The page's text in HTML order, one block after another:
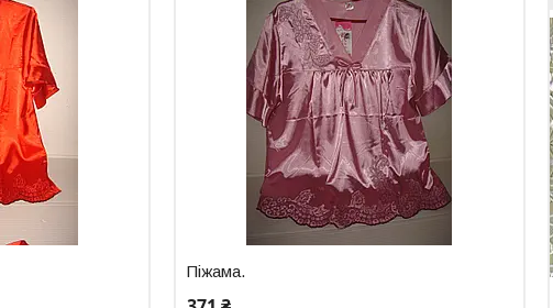
Піжама.